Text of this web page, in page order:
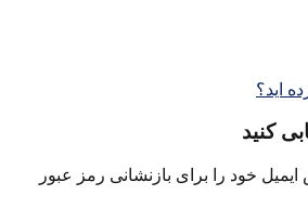
اید؟
کنید
خود را برای بازنشانی رمز عبور